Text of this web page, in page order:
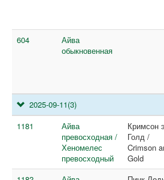
604
Айва
обыкновенная
2025-09-11(3)
1181
Айва
превосходная /
Хеномелес
превосходный
Кримсон
Голд /
Crimson
Gold